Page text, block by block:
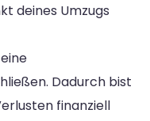
deines Umzugs
Dadurch bist
finanziell